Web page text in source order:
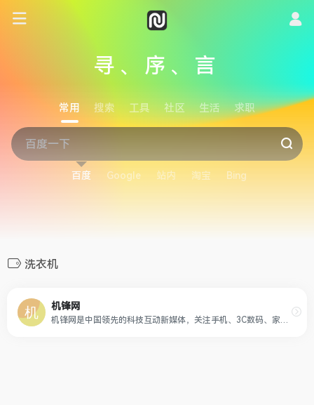
寻、序、言
常用 搜索 工具 社区 生活 求职
百度 Google 站内 淘宝 Bing
洗衣机
机锋网